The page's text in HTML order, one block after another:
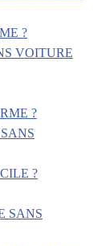
?
VOITURE
?
?
SANS